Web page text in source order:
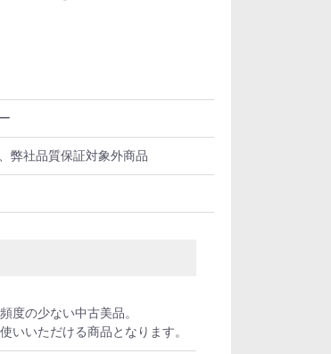
弊社品質保証対象外商品
度の少ない中古美品。
いいただける商品となります。